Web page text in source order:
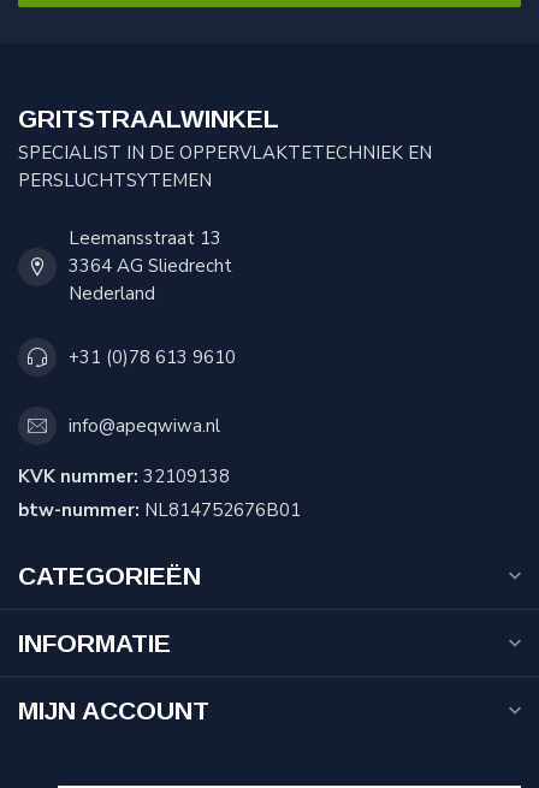
GRITSTRAALWINKEL
SPECIALIST IN DE OPPERVLAKTETECHNIEK EN
PERSLUCHTSYTEMEN
Leemansstraat 13
3364 AG Sliedrecht
Nederland
+31 (0)78 613 9610
info@apeqwiwa.nl
KVK nummer: 32109138
btw-nummer: NL814752676B01
CATEGORIEËN
INFORMATIE
MIJN ACCOUNT